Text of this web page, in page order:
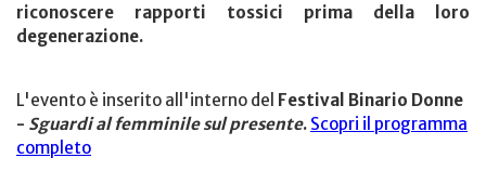
riconoscere rapporti tossici prima della loro
degenerazione.
L'evento è inserito all'interno del Festival Binario Donne
- Sguardi al femminile sul presente. Scopri il programma
completo